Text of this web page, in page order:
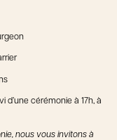
d’une cérémonie à 17h, à
nous vous invitons à